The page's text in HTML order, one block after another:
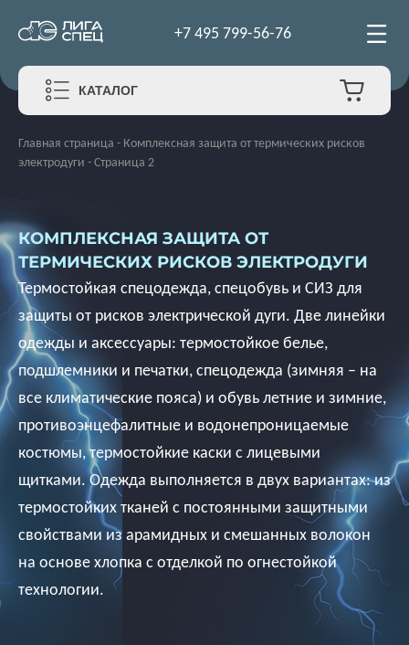
+7 495 799-56-76
КАТАЛОГ
Главная страница - Комплексная защита от термических рисков
электродуги -Страница 2
КОМПЛЕКСНАЯ ЗАЩИТА ОТ
ТЕРМИЧЕСКИХ РИСКОВ ЭЛЕКТРОДУГИ
Термостойкая спецодежда, спецобувь и СИЗ для
защиты от рисков электрической дуги. Две линейки
одежды и аксессуары: термостойкое белье,
подшлемники и печатки, спецодежда (зимняя – на
все климатические пояса) и обувь летние и зимние,
противоэнцефалитные и водонепроницаемые
костюмы, термостойкие каски с лицевыми
щитками. Одежда выполняется в двух вариантах: из
термостойких тканей с постоянными защитными
свойствами из арамидных и смешанных волокон
на основе хлопка с отделкой по огнестойкой
технологии.